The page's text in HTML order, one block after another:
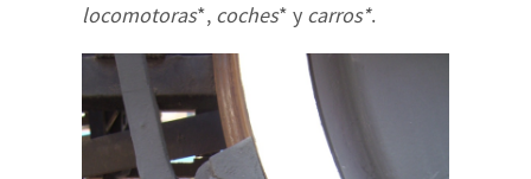
locomotoras*, coches* y carros*.